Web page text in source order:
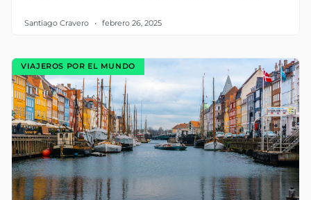
Santiago Cravero febrero 26, 2025
VIAJEROS POR EL MUNDO